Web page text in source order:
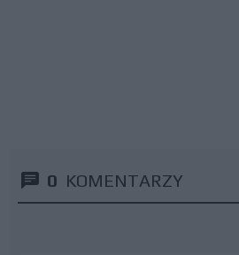
0 KOMENTARZY